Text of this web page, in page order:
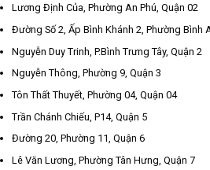
Lương Định Của, Phường An Phú, Quận 02
Đường Số 2, Ấp Bình Khánh 2, Phường Bình
Nguyễn Duy Trinh, P.Bình Trưng Tây, Quận 2
Nguyễn Thông, Phường 9, Quận 3
Tôn Thất Thuyết, Phường 04, Quận 04
Trần Chánh Chiếu, P14, Quận 5
Đường 20, Phường 11, Quận 6
Lê Văn Lương, Phường Tân Hưng, Quận 7